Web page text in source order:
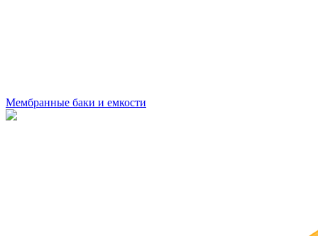
Мембранные баки и емкости